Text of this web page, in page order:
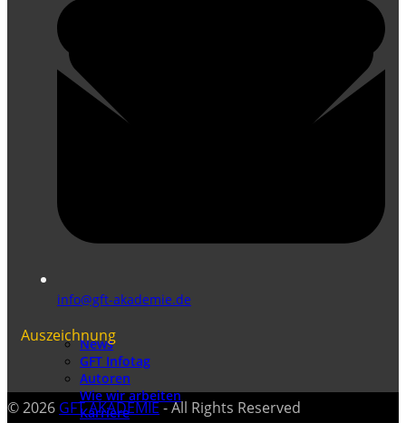
News
GFT Infotag
Autoren
Wie wir arbeiten
Karriere
info@gft-akademie.de
Auszeichnung
© 2026 GFT AKADEMIE- All Rights Reserved